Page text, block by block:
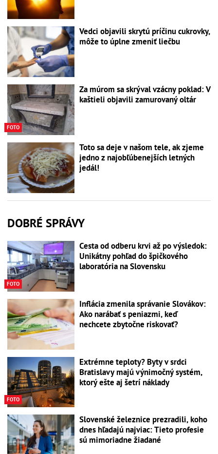
Vedci objavili skrytú príčinu cukrovky,
môže to úplne zmeniť liečbu
FOTO
Za múrom sa skrýval vzácny poklad: V
kaštieli objavili zamurovaný oltár
Toto sa deje v našom tele, ak zjeme
jedno z najobľúbenejších letných
jedál!
DOBRÉ SPRÁVY
FOTO
Cesta od odberu krvi až po výsledok:
Unikátny pohľad do špičkového
laboratória na Slovensku
Inflácia zmenila správanie Slovákov:
Ako narábať s peniazmi, keď
nechcete zbytočne riskovať?
FOTO
Extrémne teploty? Byty v srdci
Bratislavy majú výnimočný systém,
ktorý ešte aj šetrí náklady
Slovenské železnice prezradili, koho
dnes hľadajú najviac: Tieto profesie
sú mimoriadne žiadané